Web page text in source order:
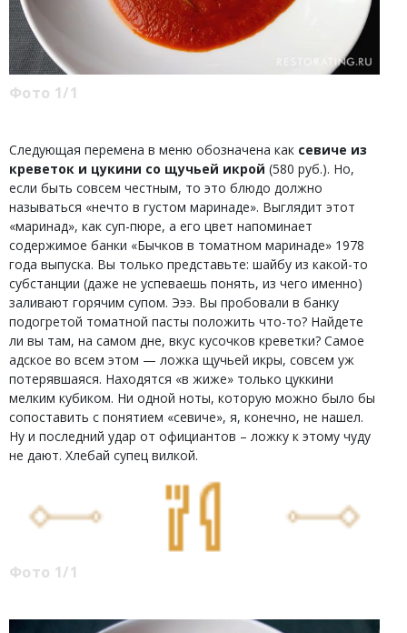
Фото 1/1
Следующая перемена в меню обозначена как севиче из
креветок и цукини со щучьей икрой (580 руб.). Но,
если быть совсем честным, то это блюдо должно
называться «нечто в густом маринаде». Выглядит этот
«маринад», как суп-пюре, а его цвет напоминает
содержимое банки «Бычков в томатном маринаде» 1978
года выпуска. Вы только представьте: шайбу из какой-то
субстанции (даже не успеваешь понять, из чего именно)
заливают горячим супом. Эээ. Вы пробовали в банку
подогретой томатной пасты положить что-то? Найдете
ли вы там, на самом дне, вкус кусочков креветки? Самое
адское во всем этом — ложка щучьей икры, совсем уж
потерявшаяся. Находятся «в жиже» только цуккини
мелким кубиком. Ни одной ноты, которую можно было бы
сопоставить с понятием «севиче», я, конечно, не нашел.
Ну и последний удар от официантов – ложку к этому чуду
не дают. Хлебай супец вилкой.
Фото 1/1